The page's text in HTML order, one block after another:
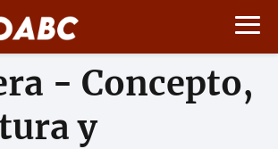
- Concepto,
y